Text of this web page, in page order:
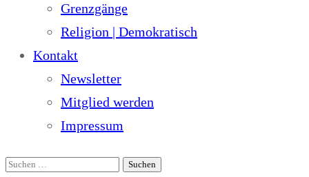
Grenzgänge
Religion | Demokratisch
Kontakt
Newsletter
Mitglied werden
Impressum
Suchen